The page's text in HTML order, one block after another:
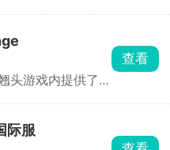
风格。玩家扮演
驶赛车与对手展
超越、合理使用
只有一个，甩开所
头游戏内提供了
驶车辆行驶，完
保持平衡，获得
查看
际服